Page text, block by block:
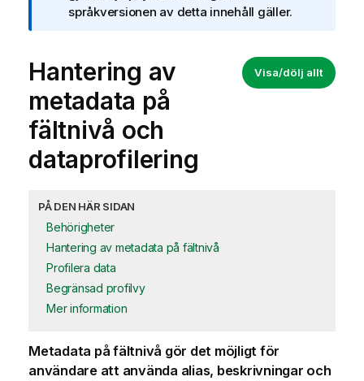
språkversionen av detta innehåll gäller.
Visa/dölj allt
Hantering av
metadata på
fältnivå och
dataprofilering
PÅ DEN HÄR SIDAN
Behörigheter
Hantering av metadata på fältnivå
Profilera data
Begränsad profilvy
Mer information
Metadata på fältnivå gör det möjligt för
användare att använda alias, beskrivningar och